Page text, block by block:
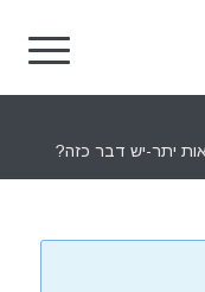
יתר-יש דבר כזה?